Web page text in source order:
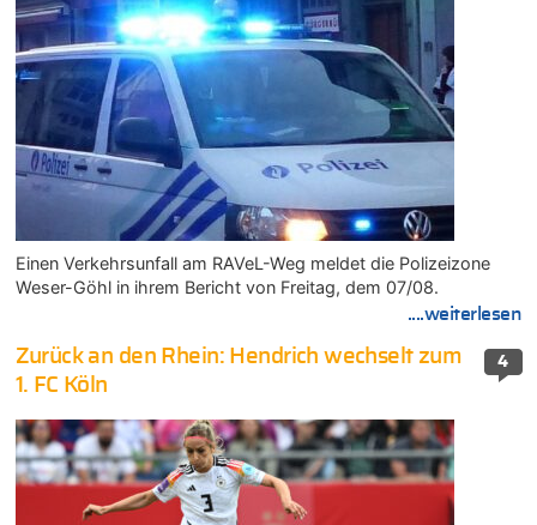
Einen Verkehrsunfall am RAVeL-Weg meldet die Polizeizone
Weser-Göhl in ihrem Bericht von Freitag, dem 07/08.
....weiterlesen
4
Zurück an den Rhein: Hendrich wechselt zum
1. FC Köln